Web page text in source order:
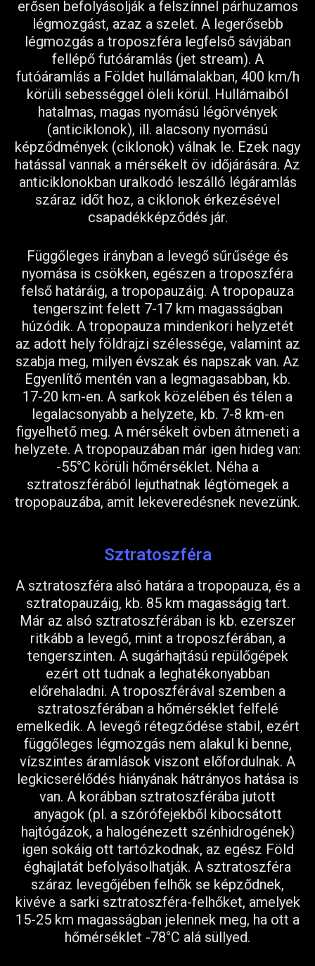
erősen befolyásolják a felszínnel párhuzamos
légmozgást, azaz a szelet. A legerősebb
légmozgás a troposzféra legfelső sávjában
fellépő futóáramlás (jet stream). A
futóáramlás a Földet hullámalakban, 400 km/h
körüli sebességgel öleli körül. Hullámaiból
hatalmas, magas nyomású légörvények
(anticiklonok), ill. alacsony nyomású
képződmények (ciklonok) válnak le. Ezek nagy
hatással vannak a mérsékelt öv időjárására. Az
anticiklonokban uralkodó leszálló légáramlás
száraz időt hoz, a ciklonok érkezésével
csapadékképződés jár.
Függőleges irányban a levegő sűrűsége és
nyomása is csökken, egészen a troposzféra
felső határáig, a tropopauzáig. A tropopauza
tengerszint felett 7-17 km magasságban
húzódik. A tropopauza mindenkori helyzetét
az adott hely földrajzi szélessége, valamint az
szabja meg, milyen évszak és napszak van. Az
Egyenlítő mentén van a legmagasabban, kb.
17-20 km-en. A sarkok közelében és télen a
legalacsonyabb a helyzete, kb. 7-8 km-en
figyelhető meg. A mérsékelt övben átmeneti a
helyzete. A tropopauzában már igen hideg van:
-55°C körüli hőmérséklet. Néha a
sztratoszférából lejuthatnak légtömegek a
tropopauzába, amit lekeveredésnek nevezünk.
Sztratoszféra
A sztratoszféra alsó határa a tropopauza, és a
sztratopauzáig, kb. 85 km magasságig tart.
Már az alsó sztratoszférában is kb. ezerszer
ritkább a levegő, mint a troposzférában, a
tengerszinten. A sugárhajtású repülőgépek
ezért ott tudnak a leghatékonyabban
előrehaladni. A troposzférával szemben a
sztratoszférában a hőmérséklet felfelé
emelkedik. A levegő rétegződése stabil, ezért
függőleges légmozgás nem alakul ki benne,
vízszintes áramlások viszont előfordulnak. A
legkicserélődés hiányának hátrányos hatása is
van. A korábban sztratoszférába jutott
anyagok (pl. a szórófejekből kibocsátott
hajtógázok, a halogénezett szénhidrogének)
igen sokáig ott tartózkodnak, az egész Föld
éghajlatát befolyásolhatják. A sztratoszféra
száraz levegőjében felhők se képződnek,
kivéve a sarki sztratoszféra-felhőket, amelyek
15-25 km magasságban jelennek meg, ha ott a
hőmérséklet -78°C alá süllyed.